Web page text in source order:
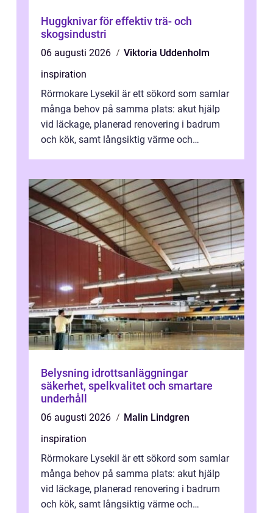
Huggknivar för effektiv trä- och
skogsindustri
06 augusti 2026
Viktoria Uddenholm
inspiration
Rörmokare Lysekil är ett sökord som samlar
många behov på samma plats: akut hjälp
vid läckage, planerad renovering i badrum
och kök, samt långsiktig värme och
Belysning idrottsanläggningar
säkerhet, spelkvalitet och smartare
underhåll
06 augusti 2026
Malin Lindgren
inspiration
Rörmokare Lysekil är ett sökord som samlar
många behov på samma plats: akut hjälp
vid läckage, planerad renovering i badrum
och kök, samt långsiktig värme och